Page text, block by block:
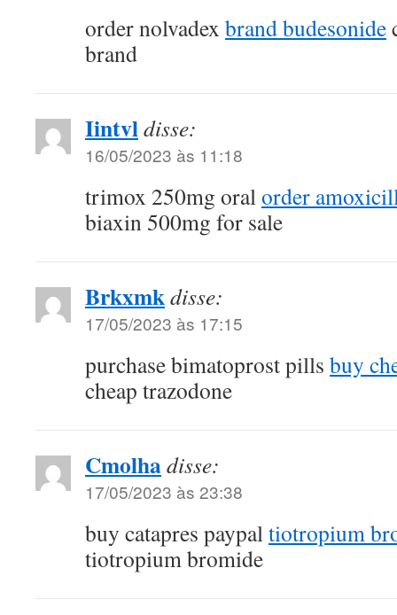
order nolvadex brand budesonide
brand
Iintvldisse:
16/05/2023 às 11:18
trimox 250mg oralorder
biaxin 500mg for sale
Brkxmkdisse:
17/05/2023 às 17:15
purchase bimatoprost pills buy
cheap trazodone
Cmolhadisse:
17/05/2023 às 23:38
buy catapres paypaltiotropium
tiotropium bromide